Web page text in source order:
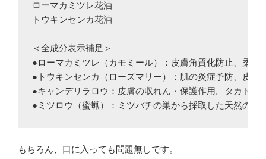
ローマカミツレ花油
トウキンセンカ花油
＜全成分表示補足＞
●ローマカミツレ（カモミール）：皮膚角質化防止、柔軟
●トウキンセンカ（ローズマリー）：肌の炎症予防、皮膚
●キャンデリラロウ：皮膚の収れん・保護作用。タカトウ
●ミツロウ（蜜蝋）：ミツバチの巣から採取した天然のロ
もちろん、口に入っても問題無しです。